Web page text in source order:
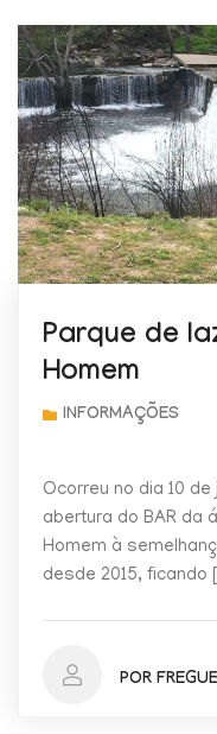
Parque de
Homem
Ocorreu no dia 10
abertura do BAR da
Homem à
desde 2015, ficando
POR